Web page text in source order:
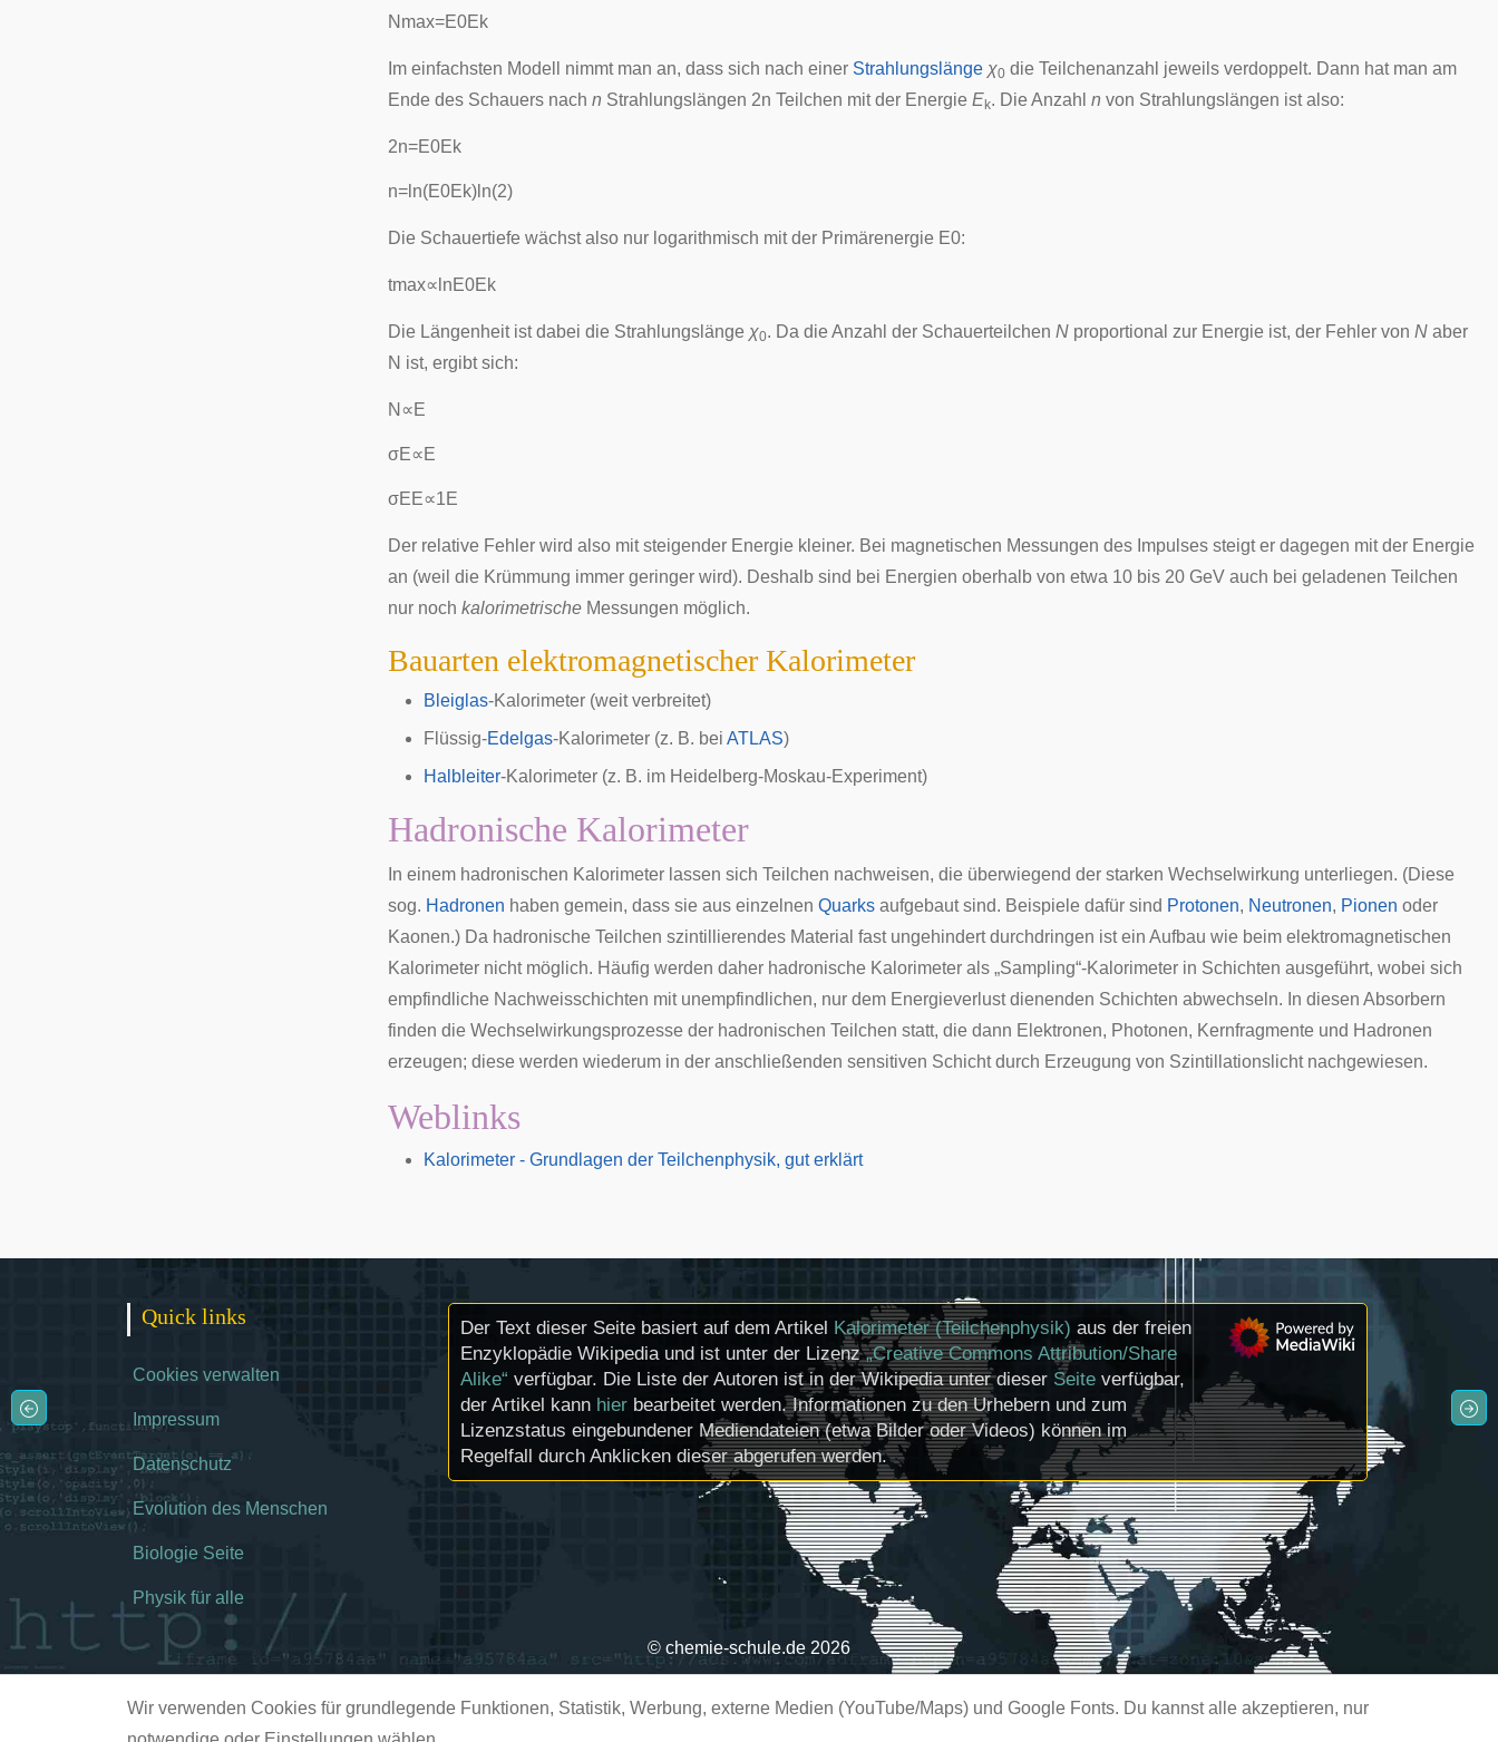
Wir verwenden Cookies für grundlegende Funktionen, Statistik, Werbung, externe Medien (YouTube/Maps) und Google Fonts. Du kannst alle akzeptieren, nur
N max=E0Ek
Im einfachsten Modell nimmt man an, dass sich nach einer Strahlungslänge χ0 die Teilchenanzahl jeweils verdoppelt. Dann hat man am
Ende des Schauers nach n Strahlungslängen 2n Teilchen mit der Energie Ek. Die Anzahl n von Strahlungslängen ist also:
2n=E0Ek
n= ln(E0Ek) ln(2)
Die Schauertiefe wächst also nur logarithmisch mit der Primärenergie E0:
tmax∝ lnE0Ek
Die Längenheit ist dabei die Strahlungslänge χ0. Da die Anzahl der Schauerteilchen N proportional zur Energie ist, der Fehler von N aber
N ist, ergibt sich:
N ∝E
σE∝E
σEE∝1E
Der relative Fehler wird also mit steigender Energie kleiner. Bei magnetischen Messungen des Impulses steigt er dagegen mit der Energie
an (weil die Krümmung immer geringer wird). Deshalb sind bei Energien oberhalb von etwa 10 bis 20 GeV auch bei geladenen Teilchen
nur noch kalorimetrische Messungen möglich.
Bauarten elektromagnetischer Kalorimeter
Bleiglas-Kalorimeter (weit verbreitet)
Flüssig-Edelgas-Kalorimeter (z. B. bei ATLAS)
Halbleiter-Kalorimeter (z. B. im Heidelberg-Moskau-Experiment)
Hadronische Kalorimeter
In einem hadronischen Kalorimeter lassen sich Teilchen nachweisen, die überwiegend der starken Wechselwirkung unterliegen. (Diese
sog. Hadronen haben gemein, dass sie aus einzelnen Quarks aufgebaut sind. Beispiele dafür sind Protonen, Neutronen, Pionen oder
Kaonen.) Da hadronische Teilchen szintillierendes Material fast ungehindert durchdringen ist ein Aufbau wie beim elektromagnetischen
Kalorimeter nicht möglich. Häufig werden daher hadronische Kalorimeter als „Sampling“-Kalorimeter in Schichten ausgeführt, wobei sich
empfindliche Nachweisschichten mit unempfindlichen, nur dem Energieverlust dienenden Schichten abwechseln. In diesen Absorbern
finden die Wechselwirkungsprozesse der hadronischen Teilchen statt, die dann Elektronen, Photonen, Kernfragmente und Hadronen
erzeugen; diese werden wiederum in der anschließenden sensitiven Schicht durch Erzeugung von Szintillationslicht nachgewiesen.
Weblinks
Kalorimeter - Grundlagen der Teilchenphysik, gut erklärt
Quick links
Cookies verwalten
Impressum
Datenschutz
Evolution des Menschen
Biologie Seite
Physik für alle
Der Text dieser Seite basiert auf dem Artikel Kalorimeter (Teilchenphysik) aus der freien
Enzyklopädie Wikipedia und ist unter der Lizenz„Creative Commons Attribution/Share
Alike“ verfügbar. Die Liste der Autoren ist in der Wikipedia unter dieser Seite verfügbar,
der Artikel kann hier bearbeitet werden. Informationen zu den Urhebern und zum
Lizenzstatus eingebundener Mediendateien (etwa Bilder oder Videos) können im
Regelfall durch Anklicken dieser abgerufen werden.
© chemie-schule.de 2026